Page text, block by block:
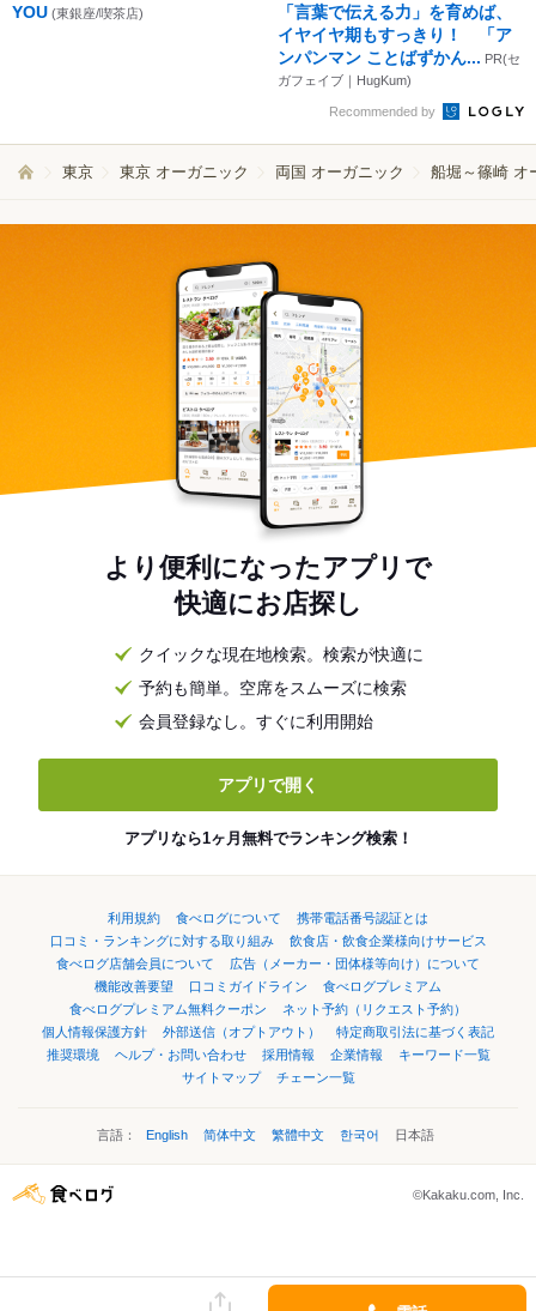
YOU (東銀座/喫茶店)
「言葉で伝える力」を育めば、
イヤイヤ期もすっきり！ 「ア
ンパンマン ことばずかん... PR(セ
ガフェイブ｜HugKum)
Recommended by
東京 東京 オーガニック 両国 オーガニック 船堀～篠崎 オ
より便利になったアプリで
快適にお店探し
クイックな現在地検索。検索が快適に
予約も簡単。空席をスムーズに検索
会員登録なし。すぐに利用開始
アプリで開く
アプリなら1ヶ月無料でランキング検索！
利用規約 食べログについて
携帯電話番号認証とは
口コミ・ランキングに対する取り組み
飲食店・飲食企業様向けサービス
食べログ店舗会員について
広告（メーカー・団体様等向け）について
機能改善要望
口コミガイドライン
食べログプレミアム
食べログプレミアム無料クーポン
ネット予約（リクエスト予約）
個人情報保護方針
外部送信（オプトアウト）
特定商取引法に基づく表記
推奨環境
ヘルプ・お問い合わせ 採用情報 企業情報
キーワード一覧
サイトマップ
チェーン一覧
言語： English 简体中文 繁體中文 한국어 日本語
©Kakaku.com, Inc.